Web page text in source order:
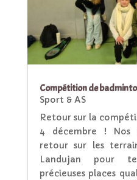
Compétition de
Sport & AS
Retour sur la
4 décembre ! Nos
retour sur les
Landujan pour
précieuses places